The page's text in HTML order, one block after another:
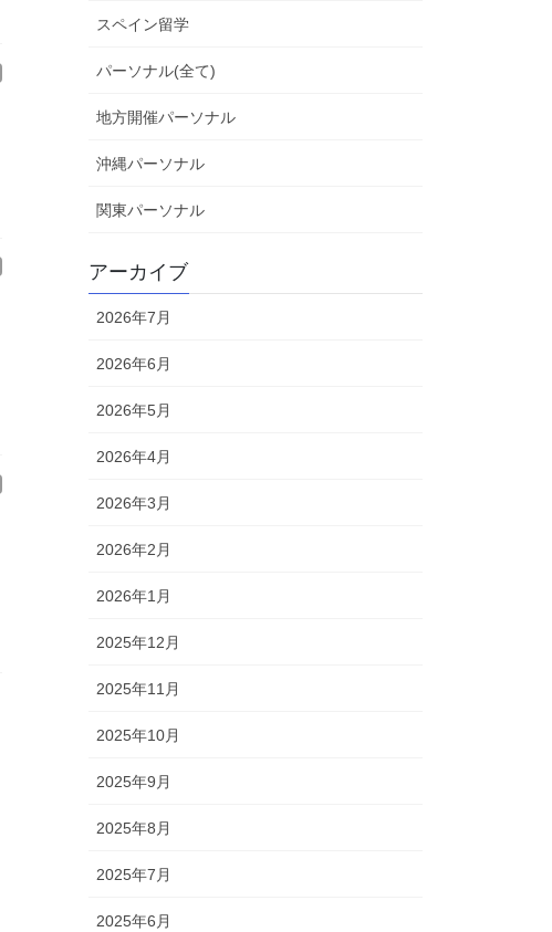
スペイン留学
パーソナル(全て)
地方開催パーソナル
沖縄パーソナル
関東パーソナル
アーカイブ
2026年7月
2026年6月
2026年5月
2026年4月
2026年3月
2026年2月
2026年1月
2025年12月
2025年11月
2025年10月
2025年9月
2025年8月
2025年7月
2025年6月